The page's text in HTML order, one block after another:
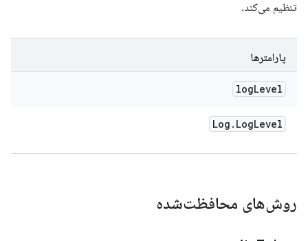
تنظیم می‌کند.
پارامترها
logLevel
Log . LogLevel
روش‌های محافظت‌شده